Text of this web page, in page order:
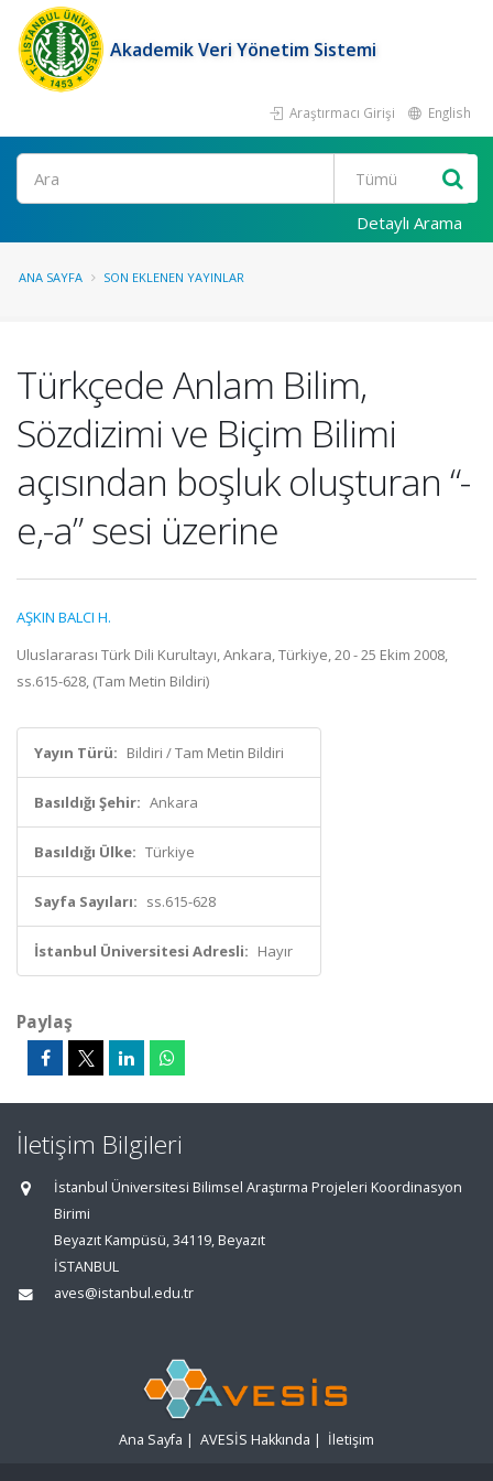
Akademik Veri Yönetim Sistemi
Araştırmacı Girişi English
Ara
Detaylı Arama
ANA SAYFA SON EKLENEN YAYINLAR
Türkçede Anlam Bilim,
Sözdizimi ve Biçim Bilimi
açısından boşluk oluşturan “-
e,-a” sesi üzerine
AŞKIN BALCI H.
Uluslararası Türk Dili Kurultayı, Ankara, Türkiye, 20 - 25 Ekim 2008,
ss.615-628, (Tam Metin Bildiri)
Yayın Türü: Bildiri / Tam Metin Bildiri
Basıldığı Şehir: Ankara
Basıldığı Ülke: Türkiye
Sayfa Sayıları: ss.615-628
İstanbul Üniversitesi Adresli: Hayır
Paylaş
İletişim Bilgileri
İstanbul Üniversitesi Bilimsel Araştırma Projeleri Koordinasyon
Birimi
Beyazıt Kampüsü, 34119, Beyazıt
İSTANBUL
aves@istanbul.edu.tr
Ana Sayfa | AVESİS Hakkında | İletişim